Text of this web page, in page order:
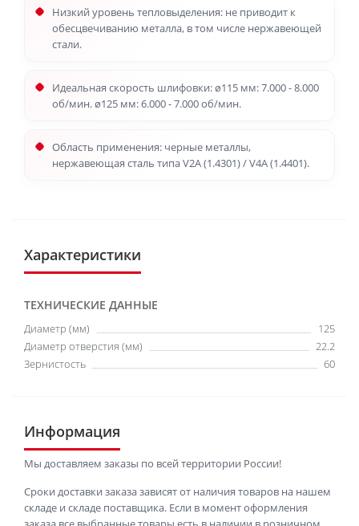
Низкий уровень тепловыделения: не приводит к
обесцвечиванию металла, в том числе нержавеющей
стали.
Идеальная скорость шлифовки: ø115 мм: 7.000 - 8.000
об/мин. ø125 мм: 6.000 - 7.000 об/мин.
Область применения: черные металлы,
нержавеющая сталь типа V2A (1.4301) / V4A (1.4401).
Характеристики
ТЕХНИЧЕСКИЕ ДАННЫЕ
Диаметр (мм)
125
Диаметр отверстия (мм)
22.2
Зернистость
60
Информация
Мы доставляем заказы по всей территории России!
Сроки доставки заказа зависят от наличия товаров на нашем
складе и складе поставщика. Если в момент оформления